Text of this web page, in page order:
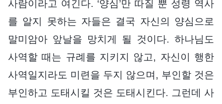
사람이라고 여긴다. ‘양심’만 따질 뿐 성령 역사
를 알지 못하는 자들은 결국 자신의 양심으로
말미암아 앞날을 망치게 될 것이다. 하나님도
사역할 때는 규례를 지키지 않고, 자신이 행한
사역일지라도 미련을 두지 않으며, 부인할 것은
부인하고 도태시킬 것은 도태시킨다. 그런데 사